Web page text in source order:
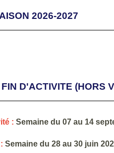
2026-2027
D'ACTIVITE (HORS
: Semaine du 07 au 14
Semaine du 28 au 30 juin